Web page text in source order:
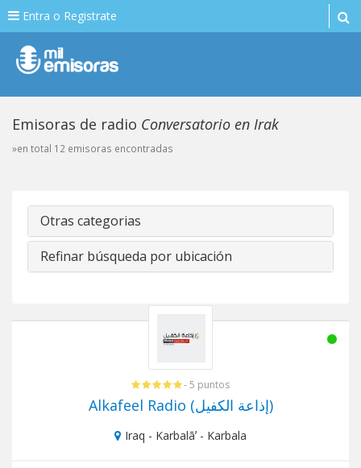
Entra o Registrate
Emisoras de radio Conversatorio en Irak
»en total 12 emisoras encontradas
Otras categorias
Refinar búsqueda por ubicación
- 5 puntos
Alkafeel Radio (إذاعة الكفيل)
Iraq - Karbalāʼ - Karbala